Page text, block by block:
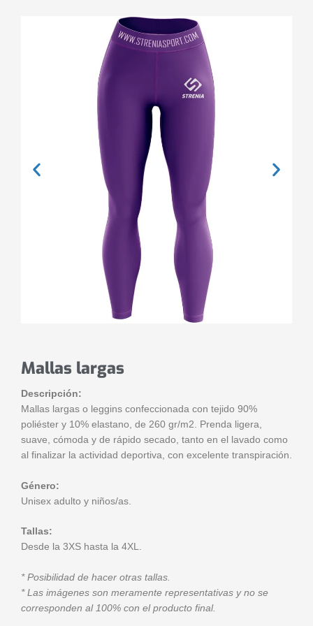
Mallas largas
Descripción:
Mallas largas o leggins confeccionada con tejido 90%
poliéster y 10% elastano, de 260 gr/m2. Prenda ligera,
suave, cómoda y de rápido secado, tanto en el lavado como
al finalizar la actividad deportiva, con excelente transpiración.
Género:
Unisex adulto y niños/as.
Tallas:
Desde la 3XS hasta la 4XL.
* Posibilidad de hacer otras tallas.
* Las imágenes son meramente representativas y no se
corresponden al 100% con el producto final.